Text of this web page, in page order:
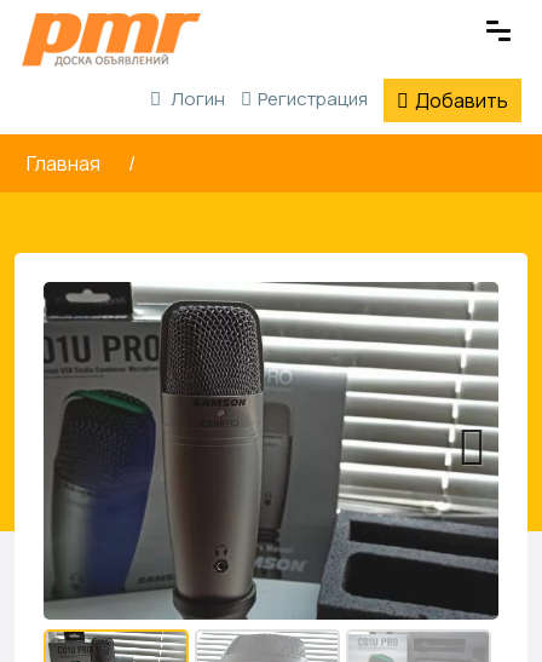
Логин Регистрация Добавить
Главная